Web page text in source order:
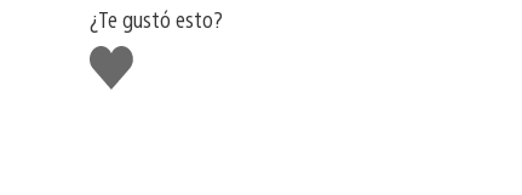
¿Te gustó esto?
Me
gusta